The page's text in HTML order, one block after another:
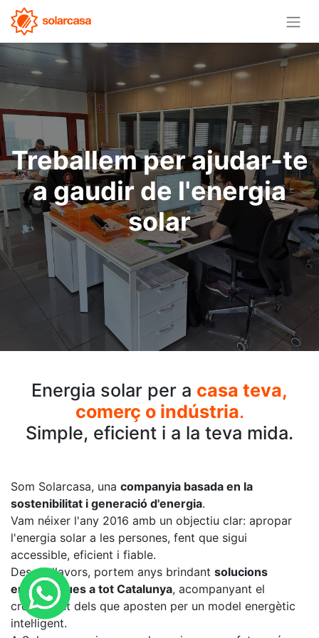
Treballem per ajudar-te
a gaudir de l'energia
solar
Energia solar per a casa teva,
comerç o indústria.
Simple, eficient i a la teva mida.
Som Solarcasa, una companyia basada en la
sostenibilitat i generació d'energia.
Vam néixer l'any 2016 amb un objectiu clar: apropar
l'energia solar a les persones, fent que sigui
accessible, eficient i fiable.
Des de llavors, portem anys brindant solucions
energètiques a tot Catalunya, acompanyant el
creixement dels que aposten per un model energètic
intel·ligent.